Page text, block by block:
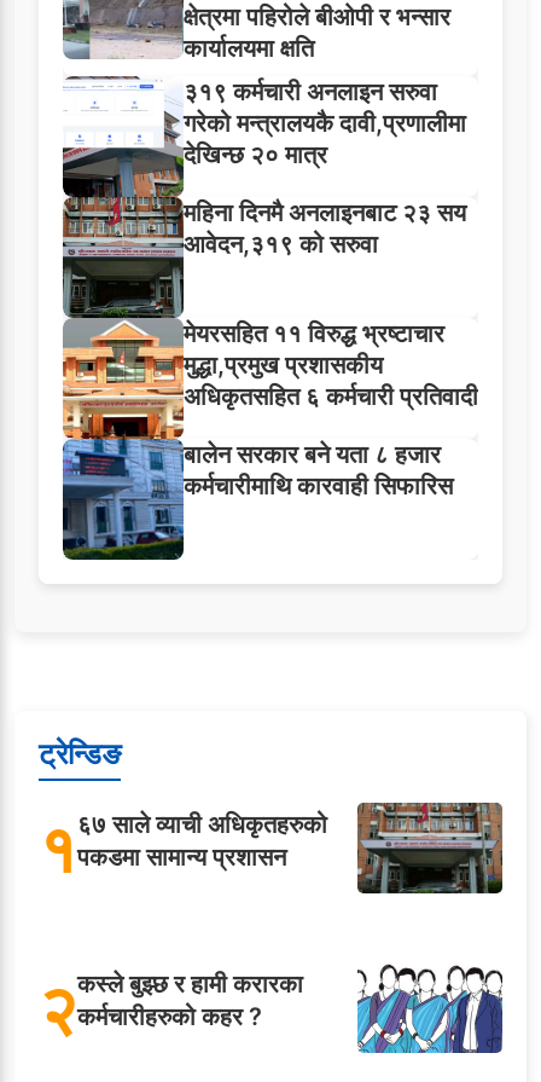
क्षेत्रमा पहिरोले बीओपी र भन्सार
कार्यालयमा क्षति
३१९ कर्मचारी अनलाइन सरुवा
गरेको मन्त्रालयकै दावी,प्रणालीमा
देखिन्छ २० मात्र
महिना दिनमै अनलाइनबाट २३ सय
आवेदन,३१९ को सरुवा
मेयरसहित ११ विरुद्ध भ्रष्टाचार
मुद्धा,प्रमुख प्रशासकीय
अधिकृतसहित ६ कर्मचारी प्रतिवादी
बालेन सरकार बने यता ८ हजार
कर्मचारीमाथि कारवाही सिफारिस
ट्रेन्डिङ
१६७ साले व्याची अधिकृतहरुको
पकडमा सामान्य प्रशासन
२कस्ले बुझ्छ र हामी करारका
कर्मचारीहरुको कहर ?